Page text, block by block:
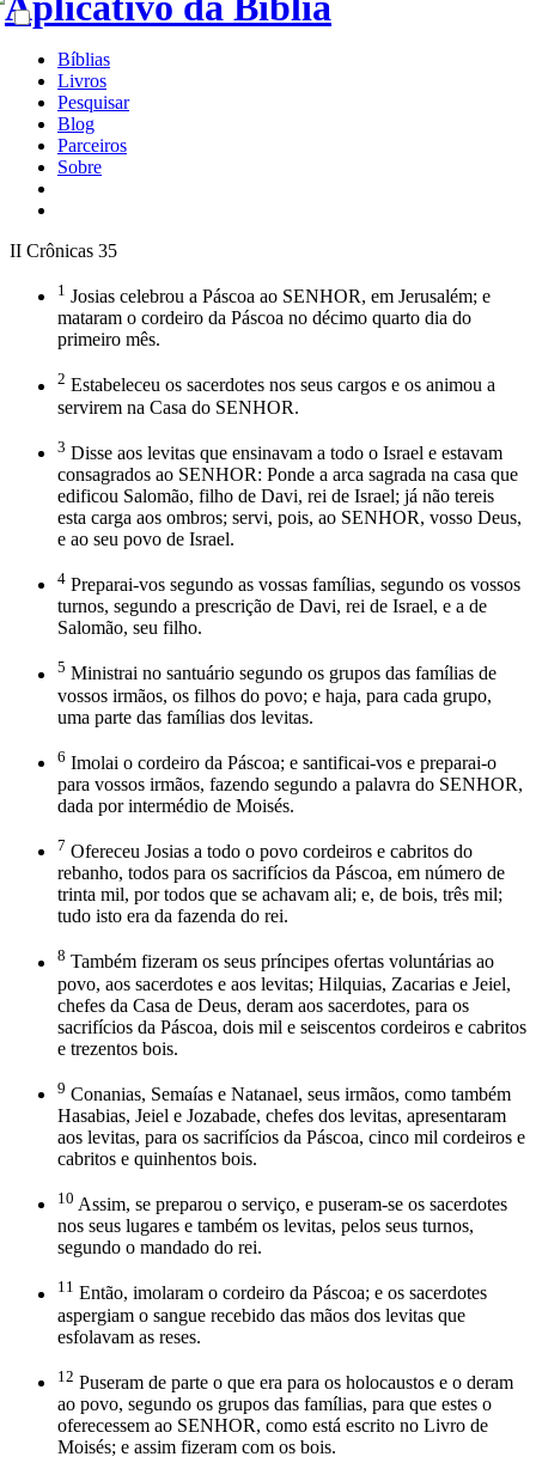
Bíblias
Livros
Pesquisar
Blog
Parceiros
Sobre
II Crônicas 35
1 Josias celebrou a Páscoa ao SENHOR, em Jerusalém; e
mataram o cordeiro da Páscoa no décimo quarto dia do
primeiro mês.
2 Estabeleceu os sacerdotes nos seus cargos e os animou a
servirem na Casa do SENHOR.
3 Disse aos levitas que ensinavam a todo o Israel e estavam
consagrados ao SENHOR: Ponde a arca sagrada na casa que
edificou Salomão, filho de Davi, rei de Israel; já não tereis
esta carga aos ombros; servi, pois, ao SENHOR, vosso Deus,
e ao seu povo de Israel.
4 Preparai-vos segundo as vossas famílias, segundo os vossos
turnos, segundo a prescrição de Davi, rei de Israel, e a de
Salomão, seu filho.
5 Ministrai no santuário segundo os grupos das famílias de
vossos irmãos, os filhos do povo; e haja, para cada grupo,
uma parte das famílias dos levitas.
6 Imolai o cordeiro da Páscoa; e santificai-vos e preparai-o
para vossos irmãos, fazendo segundo a palavra do SENHOR,
dada por intermédio de Moisés.
7 Ofereceu Josias a todo o povo cordeiros e cabritos do
rebanho, todos para os sacrifícios da Páscoa, em número de
trinta mil, por todos que se achavam ali; e, de bois, três mil;
tudo isto era da fazenda do rei.
8 Também fizeram os seus príncipes ofertas voluntárias ao
povo, aos sacerdotes e aos levitas; Hilquias, Zacarias e Jeiel,
chefes da Casa de Deus, deram aos sacerdotes, para os
sacrifícios da Páscoa, dois mil e seiscentos cordeiros e cabritos
e trezentos bois.
9 Conanias, Semaías e Natanael, seus irmãos, como também
Hasabias, Jeiel e Jozabade, chefes dos levitas, apresentaram
aos levitas, para os sacrifícios da Páscoa, cinco mil cordeiros e
cabritos e quinhentos bois.
10 Assim, se preparou o serviço, e puseram-se os sacerdotes
nos seus lugares e também os levitas, pelos seus turnos,
segundo o mandado do rei.
11 Então, imolaram o cordeiro da Páscoa; e os sacerdotes
aspergiam o sangue recebido das mãos dos levitas que
esfolavam as reses.
12 Puseram de parte o que era para os holocaustos e o deram
ao povo, segundo os grupos das famílias, para que estes o
oferecessem ao SENHOR, como está escrito no Livro de
Moisés; e assim fizeram com os bois.